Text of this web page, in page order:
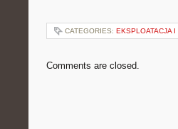
CATEGORIES: EKSPLOATACJA I
Comments are closed.